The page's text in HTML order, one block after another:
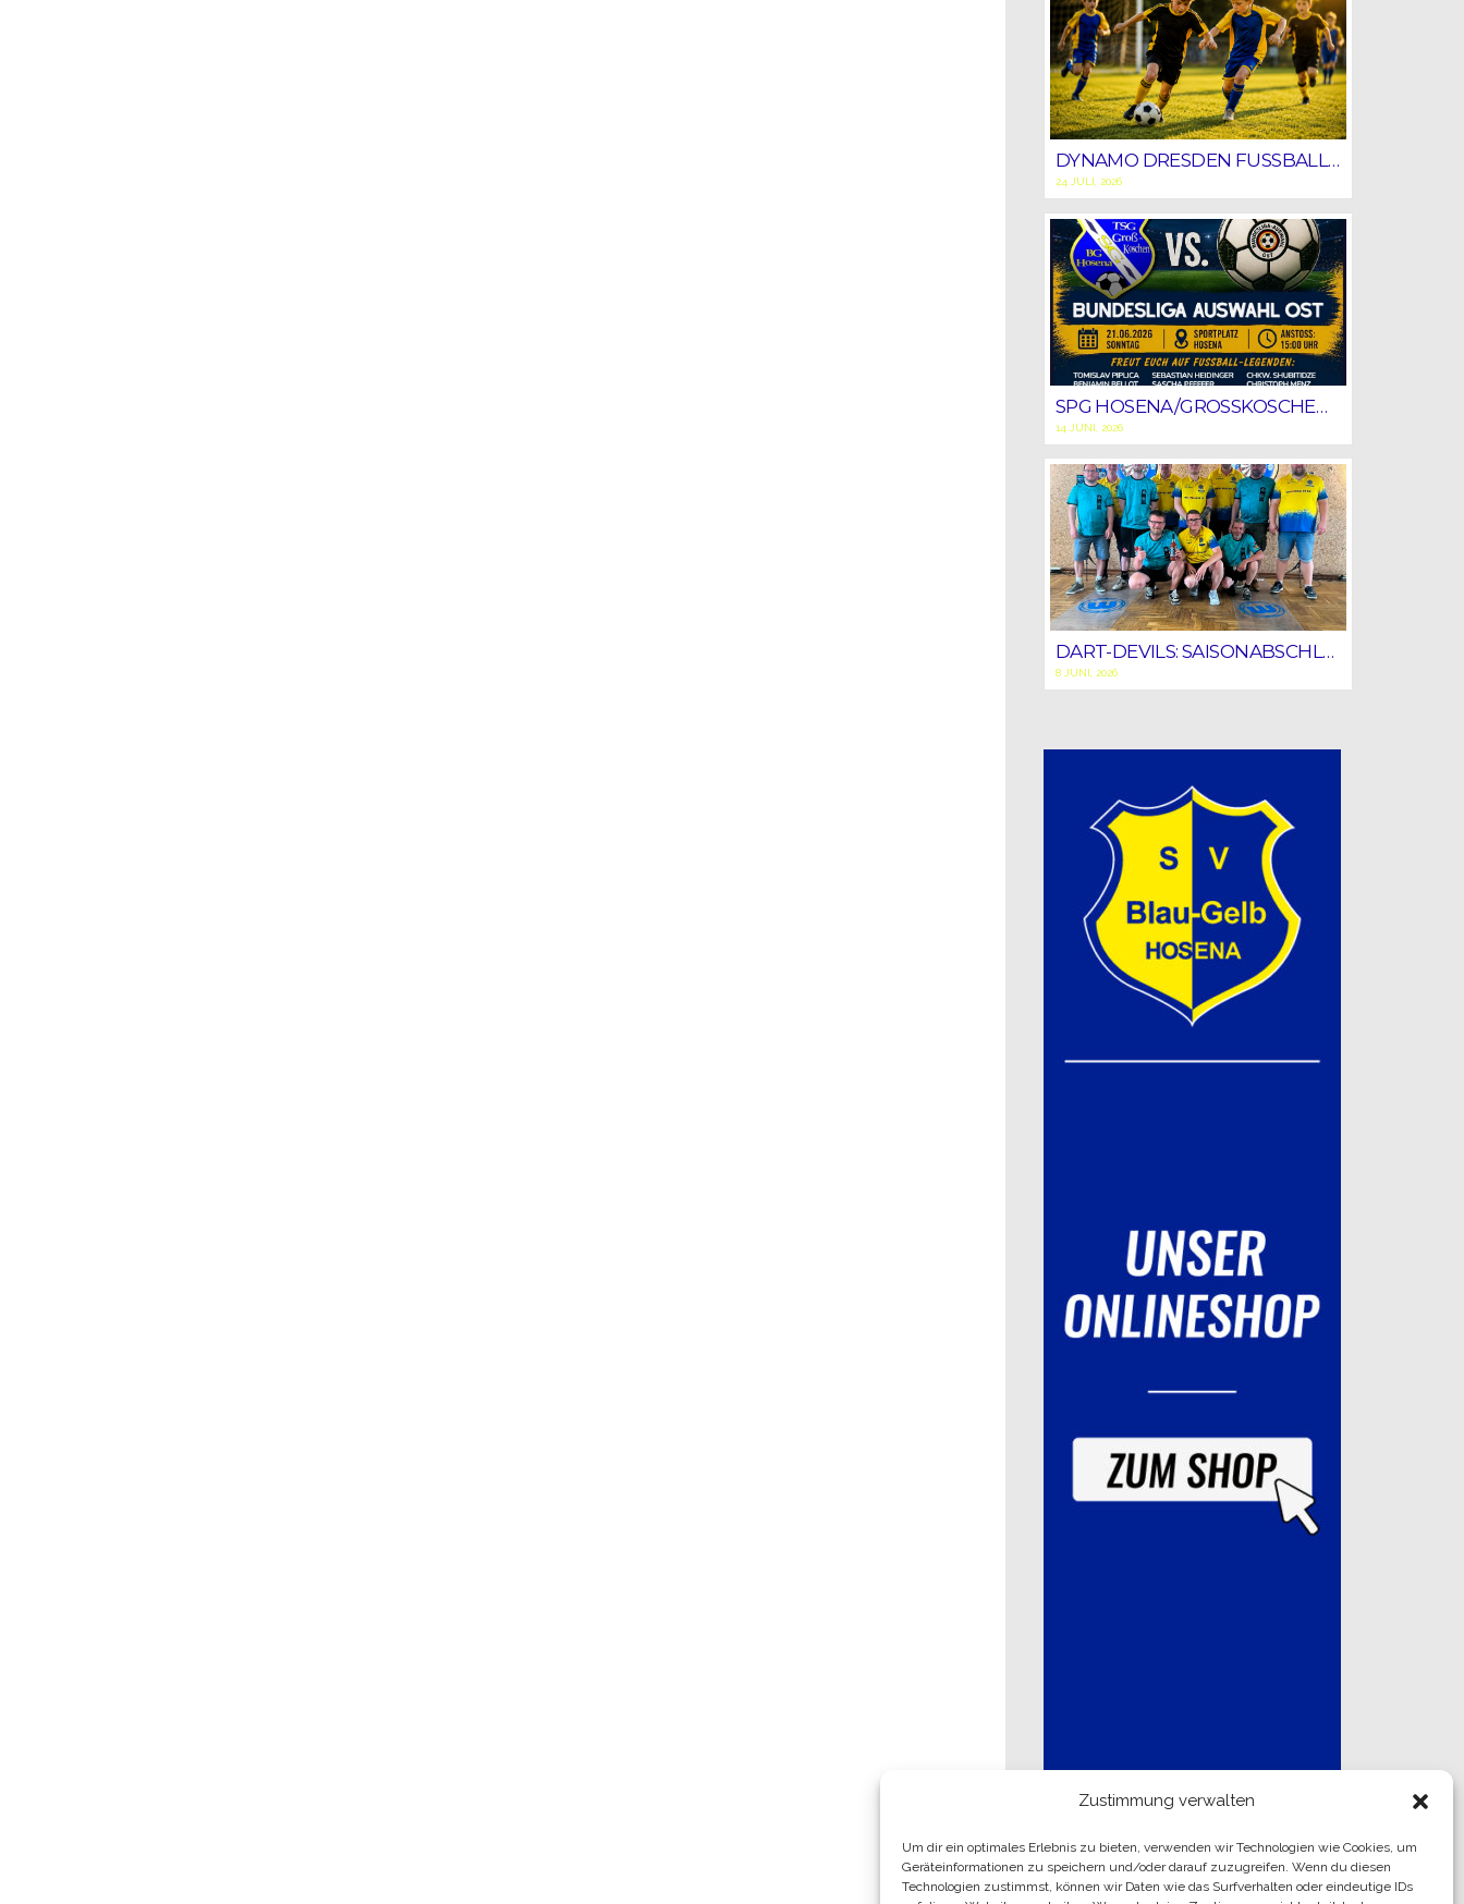
Zustimmung verwalten
Um dir ein optimales Erlebnis zu bieten, verwenden wir Technologien wie Cookies, um
Geräteinformationen zu speichern und/oder darauf zuzugreifen. Wenn du diesen
Technologien zustimmst, können wir Daten wie das Surfverhalten oder eindeutige IDs
DYNAMO DRESDEN FUSSBALLSCHULE ZU GAST BEIM SV BLAU-GELB HOSENA
24 JULI, 2026
SPG HOSENA/GROSSKOSCHEN VS BUNDESLIGA-AUSWAHL OST
14 JUNI, 2026
DART-DEVILS: SAISONABSCHLUSS MIT STARKEM HEIMSIEG!
8 JUNI, 2026